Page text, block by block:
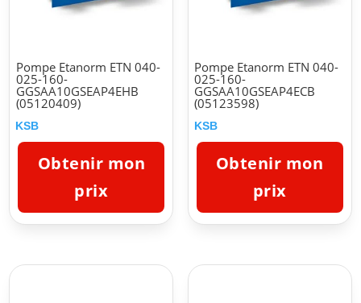
Pompe Etanorm ETN 040-
025-160-
GGSAA10GSEAP4EHB
(05120409)
KSB
Obtenir mon
prix
Pompe Etanorm ETN 040-
025-160-
GGSAA10GSEAP4ECB
(05123598)
KSB
Obtenir mon
prix